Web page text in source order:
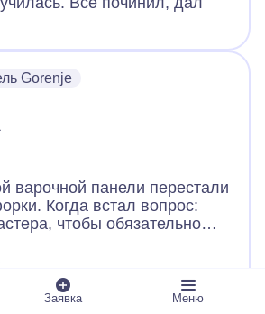
Gorenje
варочной панели перестали
Когда встал вопрос:
чтобы обязательно
давно висевший на
магнит с контактами «А-
посмотрел плиту,
Заявка Меню